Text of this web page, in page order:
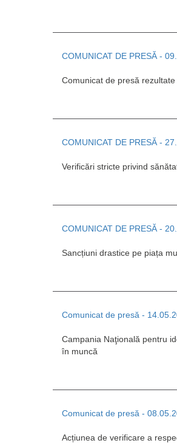
COMUNICAT DE PRESĂ -
Comunicat de presă
COMUNICAT DE PRESĂ -
Verificări stricte privind
COMUNICAT DE PRESĂ -
Sancțiuni drastice pe piața
Comunicat de presă -
Campania Naţională pentru
în muncă
Comunicat de presă -
Acțiunea de verificare a